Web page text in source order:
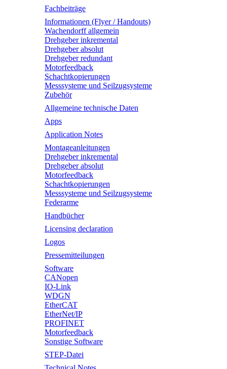
Fachbeiträge
Informationen (Flyer / Handouts)
Wachendorff allgemein
Drehgeber inkremental
Drehgeber absolut
Drehgeber redundant
Motorfeedback
Schachtkopierungen
Messsysteme und Seilzugsysteme
Zubehör
Allgemeine technische Daten
Apps
Application Notes
Montageanleitungen
Drehgeber inkremental
Drehgeber absolut
Motorfeedback
Schachtkopierungen
Messsysteme und Seilzugsysteme
Federarme
Handbücher
Licensing declaration
Logos
Pressemitteilungen
Software
CANopen
IO-Link
WDGN
EtherCAT
EtherNet/IP
PROFINET
Motorfeedback
Sonstige Software
STEP-Datei